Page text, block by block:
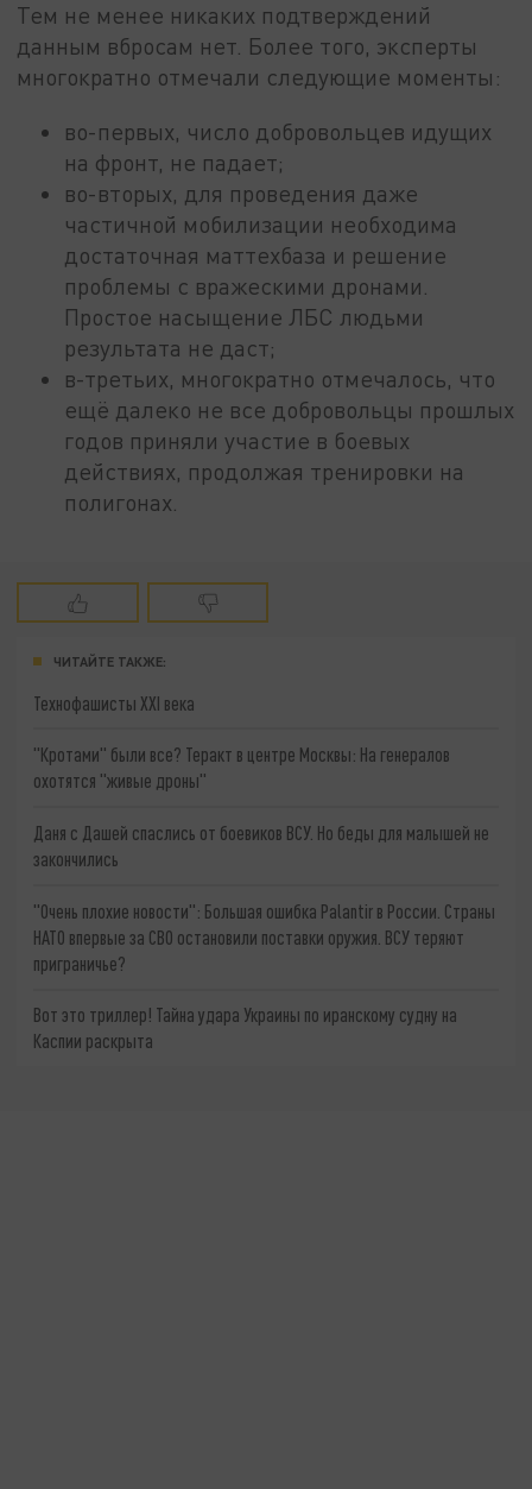
Тем не менее никаких подтверждений
данным вбросам нет. Более того, эксперты
многократно отмечали следующие моменты:
во-первых, число добровольцев идущих
на фронт, не падает;
во-вторых, для проведения даже
частичной мобилизации необходима
достаточная маттехбаза и решение
проблемы с вражескими дронами.
Простое насыщение ЛБС людьми
результата не даст;
в-третьих, многократно отмечалось, что
ещё далеко не все добровольцы прошлых
годов приняли участие в боевых
действиях, продолжая тренировки на
полигонах.
ЧИТАЙТЕ ТАКЖЕ:
Технофашисты XXI века
"Кротами" были все? Теракт в центре Москвы: На генералов
охотятся "живые дроны"
Даня с Дашей спаслись от боевиков ВСУ. Но беды для малышей не
закончились
"Очень плохие новости": Большая ошибка Palantir в России. Страны
НАТО впервые за СВО остановили поставки оружия. ВСУ теряют
приграничье?
Вот это триллер! Тайна удара Украины по иранскому судну на
Каспии раскрыта